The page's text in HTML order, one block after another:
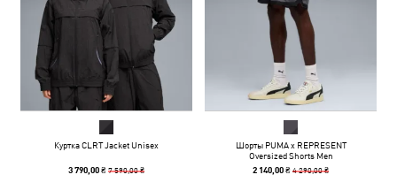
Куртка CLRT Jacket Unisex
3 790,00 ₴7 590,00 ₴
Шорты PUMA x REPRESENT
Oversized Shorts Men
2 140,00 ₴4 290,00 ₴